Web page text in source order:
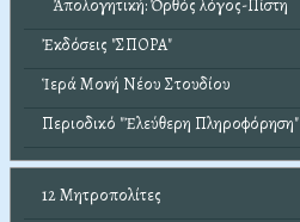
Ἀπολογητική: Ὀρθός λόγος-Πίστη
Ἐκδόσεις "ΣΠΟΡΑ"
Ἱερά Μονή Νέου Στουδίου
Περιοδικό "Ἐλεύθερη Πληροφόρηση"
12 Μητροπολίτες